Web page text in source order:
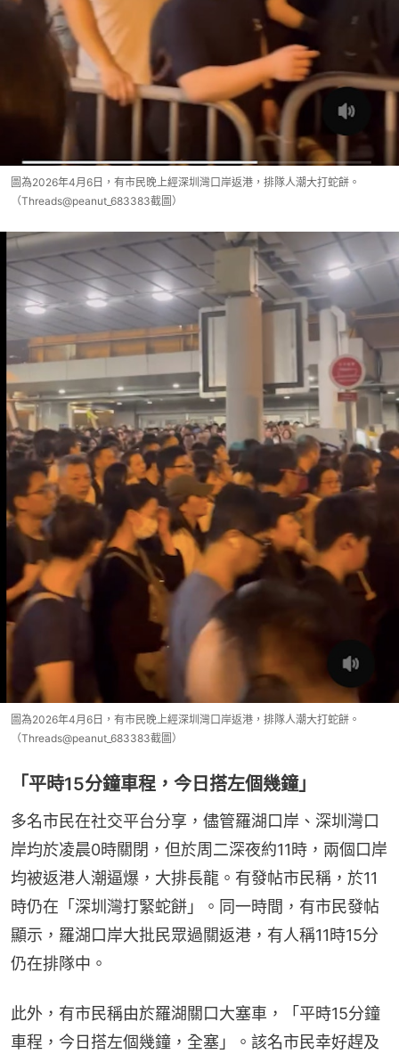
圖為2026年4月6日，有市民晚上經深圳灣口岸返港，排隊人潮大打蛇餅。
（Threads@peanut_683383截圖）
圖為2026年4月6日，有市民晚上經深圳灣口岸返港，排隊人潮大打蛇餅。
（Threads@peanut_683383截圖）
「平時15分鐘車程，今日搭左個幾鐘」
多名市民在社交平台分享，儘管羅湖口岸、深圳灣口
岸均於凌晨0時關閉，但於周二深夜約11時，兩個口岸
均被返港人潮逼爆，大排長龍。有發帖市民稱，於11
時仍在「深圳灣打緊蛇餅」。同一時間，有市民發帖
顯示，羅湖口岸大批民眾過關返港，有人稱11時15分
仍在排隊中。
此外，有市民稱由於羅湖關口大塞車，「平時15分鐘
車程，今日搭左個幾鐘，全塞」。該名市民幸好趕及